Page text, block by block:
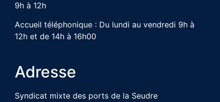
9h à 12h
Accueil téléphonique : Du lundi au vendredi 9h à
12h et de 14h à 16h00
Adresse
Syndicat mixte des ports de la Seudre